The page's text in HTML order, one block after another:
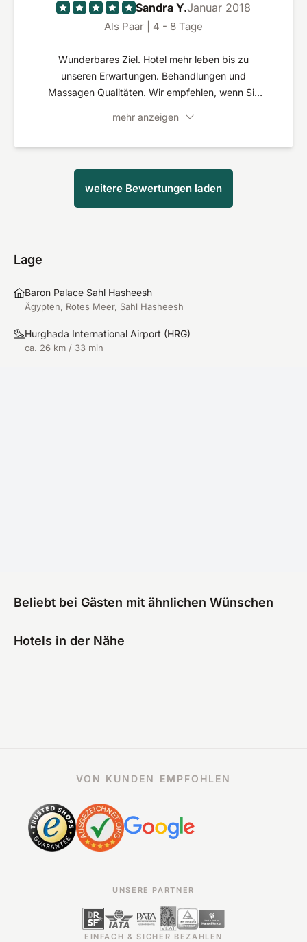
Sandra Y.Januar 2018
Als Paar | 4 - 8 Tage
Wunderbares Ziel. Hotel mehr leben bis zu
unseren Erwartungen. Behandlungen und
Massagen Qualitäten. Wir empfehlen, wenn Sie
aber bei der Ankunft, das Spa spaDream des
verhindert nicht, mich noch zu ⭐️⭐️⭐️⭐️⭐️ 5 Sternen
mehr anzeigen
weitere Bewertungen laden
Lage
Baron Palace Sahl Hasheesh
Ägypten, Rotes Meer, Sahl Hasheesh
Hurghada International Airport (HRG)
ca. 26 km / 33 min
Beliebt bei Gästen mit ähnlichen Wünschen
Hotels in der Nähe
VON KUNDEN EMPFOHLEN
UNSERE PARTNER
EINFACH & SICHER BEZAHLEN